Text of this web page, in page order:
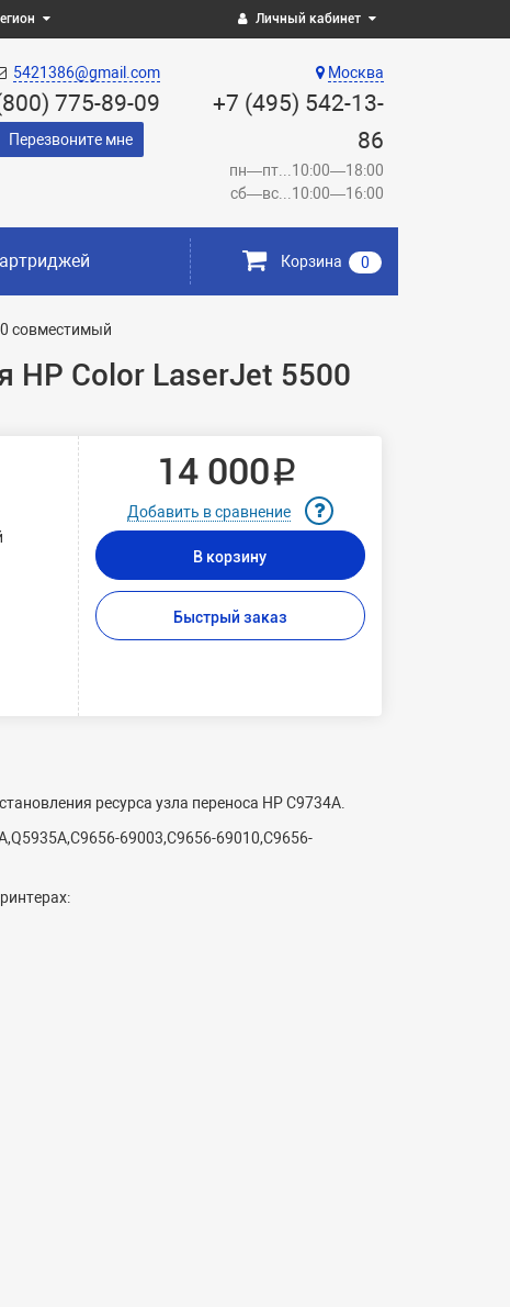
Личный кабинет
Москва
+7 (495) 542-13-
86
пн—пт...10:00—18:00
сб—вс...10:00—16:00
5421386@gmail.com
775-89-09
Перезвоните мне
Корзина 0
совместимый
HP Color LaserJet 5500
14 000 ₽
Добавить в сравнение
В корзину
Быстрый заказ
ресурса узла переноса HP C9734A.
69003,C9656-69010,C9656-